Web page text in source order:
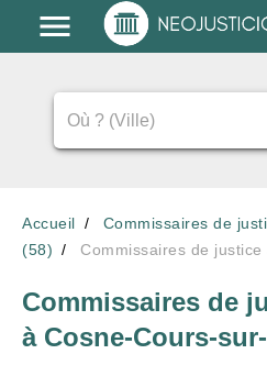
Accueil Commissaires de
(58)
Commissaires de
Commissaires de
à Cosne-Cours-